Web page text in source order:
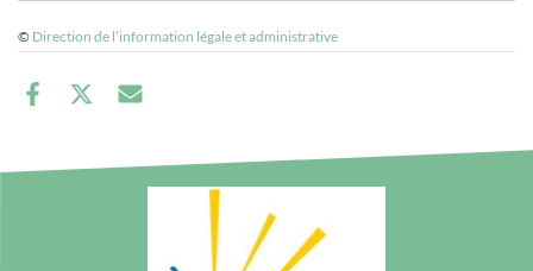
© Direction de l’information légale et administrative